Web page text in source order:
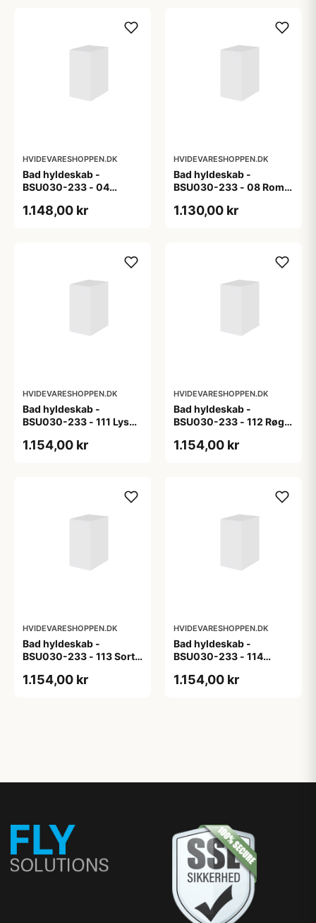
HVIDEVARESHOPPEN.DK
Bad hyldeskab -
BSU030-233 - 04
1.148,00 kr
HVIDEVARESHOPPEN.DK
Bad hyldeskab -
BSU030-233 - 08 Roma
1.130,00 kr
HVIDEVARESHOPPEN.DK
Bad hyldeskab -
BSU030-233 - 111 Lys
1.154,00 kr
HVIDEVARESHOPPEN.DK
Bad hyldeskab -
BSU030-233 - 112 Røget
1.154,00 kr
HVIDEVARESHOPPEN.DK
Bad hyldeskab -
BSU030-233 - 113 Sort
1.154,00 kr
HVIDEVARESHOPPEN.DK
Bad hyldeskab -
BSU030-233 - 114
m/eg ABS-kant
1.154,00 kr